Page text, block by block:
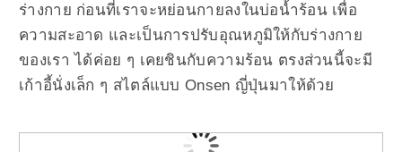
ร่างกาย ก่อนที่เราจะหย่อนกายลงในบ่อน้ำร้อน เพื่อ
ความสะอาด และเป็นการปรับอุณหภูมิให้กับร่างกาย
ของเรา ได้ค่อย ๆ เคยชินกับความร้อน ตรงส่วนนี้จะมี
เก้าอี้นั่งเล็ก ๆ สไตล์แบบ Onsen ญี่ปุ่นมาให้ด้วย